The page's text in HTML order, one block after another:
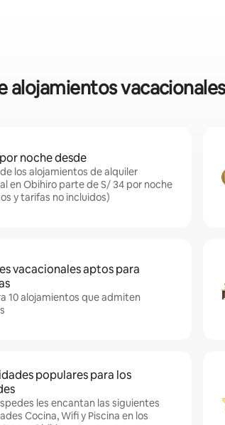
alojamientos
noche desde
los alojamientos de alquiler
en Obihiro parte de S/ 34 por noche
y tarifas no incluidos)
vacacionales aptos para
10 alojamientos que admiten
populares para los
les encantan las siguientes
Cocina, Wifi y Piscina en los